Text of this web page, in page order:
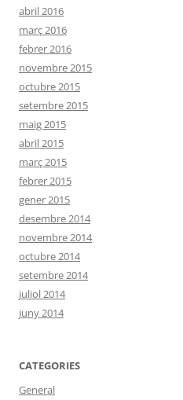
abril 2016
març 2016
febrer 2016
novembre 2015
octubre 2015
setembre 2015
maig 2015
abril 2015
març 2015
febrer 2015
gener 2015
desembre 2014
novembre 2014
octubre 2014
setembre 2014
juliol 2014
juny 2014
CATEGORIES
General